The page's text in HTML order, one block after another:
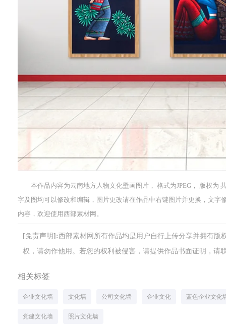
本作品内容为云南地方人物文化壁画图片， 格式为JPEG， 版权为
字及图均可以修改和编辑，图片更改请在作品中右键图片并更换，文
内容，欢迎使用西部素材网。
[免责声明]:西部素材网所有作品均是用户自行上传分享并拥有版
权，请勿作他用。若您的权利被侵害，请提供作品书面证明，请
相关标签
企业文化墙 文化墙 公司文化墙 企业文化 蓝色企业文化
党建文化墙 照片文化墙